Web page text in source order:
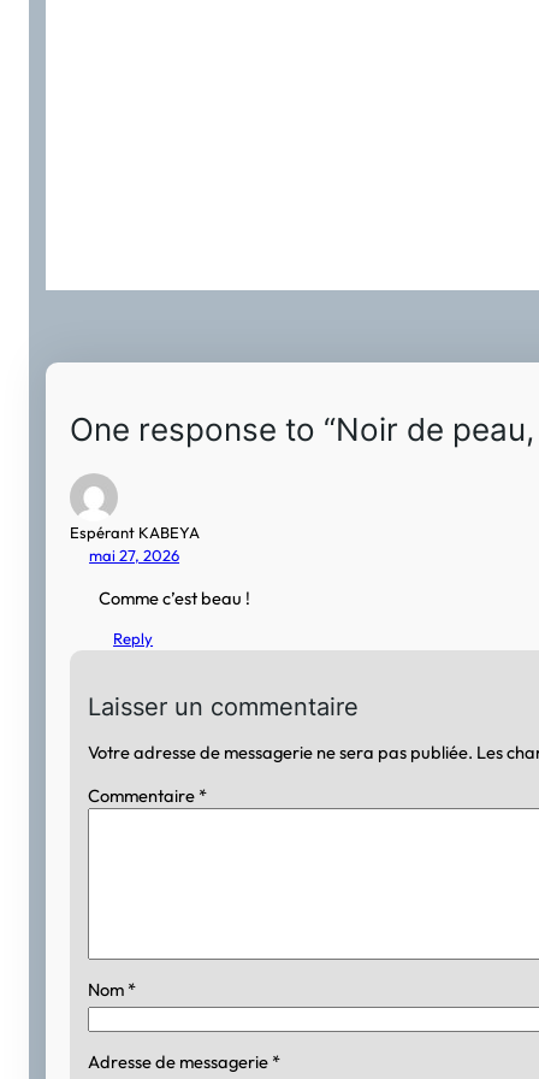
One response to “Noir de
Espérant KABEYA
mai 27, 2026
Comme c’est beau !
Reply
Laisser un commentaire
Votre adresse de messagerie ne sera pas publiée. Les
Commentaire *
Nom *
Adresse de messagerie *